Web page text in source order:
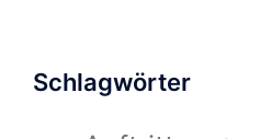
Schlagwörter